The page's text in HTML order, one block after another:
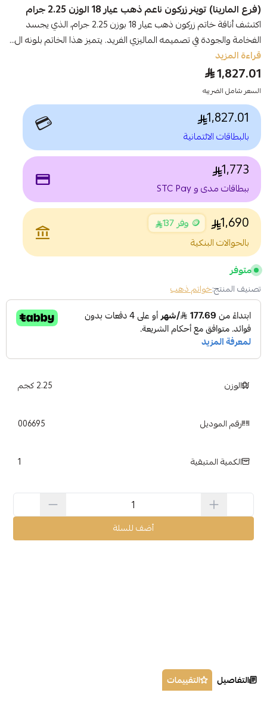
(فرع المارينا) توينر زركون ناعم ذهب عيار 18 الوزن 2.25 جرام
اكتشف أناقة خاتم زركون ذهب عيار 18 بوزن 2.25 جرام، الذي يجسد
الفخامة والجودة في تصميمه الماليزي الفريد. يتميز هذا الخاتم بلونه ال...
قراءة المزيد
1,827.01
السعر شامل الضريبه
1,827.01
بالبطاقات الائتمانية 💳
1,773
ببطاقات مدى و STC Pay payment
1,690 🪙 وفر 137
بالحوالات البنكية
account_balance
متوفر
تصنيف المنتج:خواتم ذهب
الوزن 2.25 كجم
رقم الموديل 006695
الكمية المتبقية 1
أضف للسلة
التفاصيل التقييمات